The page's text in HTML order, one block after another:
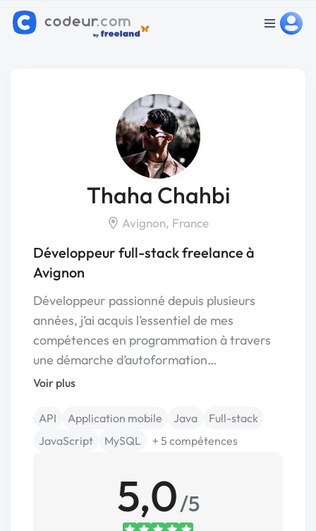
Thaha Chahbi
Avignon, France
Développeur full-stack freelance à
Avignon
Développeur passionné depuis plusieurs
années, j’ai acquis l’essentiel de mes
compétences en programmation à travers
une démarche d’autoformation…
Voir plus
API Application mobile Java
Full-stack
JavaScript
MySQL + 5 compétences
5,0/5